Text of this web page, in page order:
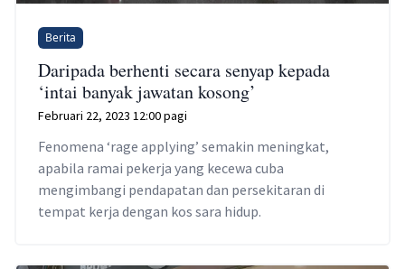
Berita
Daripada berhenti secara senyap kepada
‘intai banyak jawatan kosong’
Februari 22, 2023 12:00 pagi
Fenomena ‘rage applying’ semakin meningkat,
apabila ramai pekerja yang kecewa cuba
mengimbangi pendapatan dan persekitaran di
tempat kerja dengan kos sara hidup.